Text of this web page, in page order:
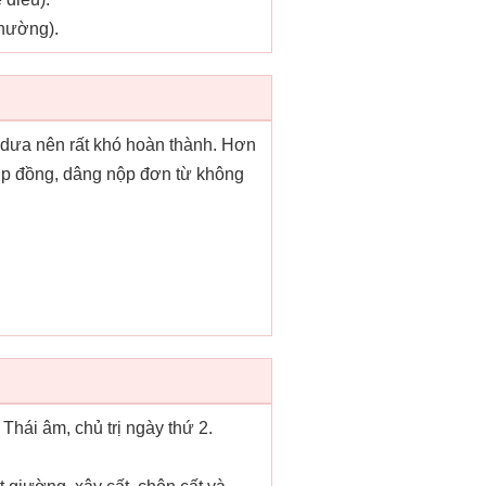
nên rất khó hoàn thành. Hơn
đồng, dâng nộp đơn từ không
âm, chủ trị ngày thứ 2.